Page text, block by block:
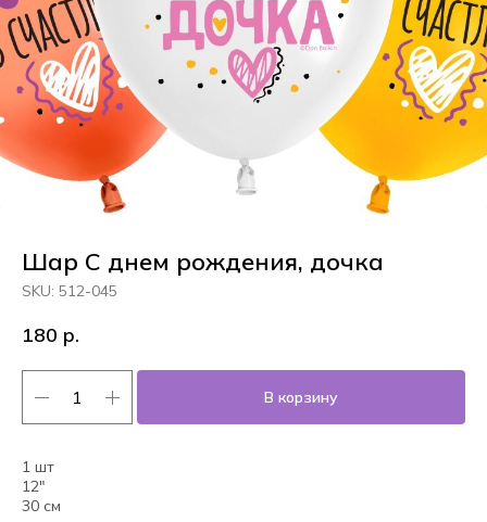
Шар С днем рождения, дочка
SKU: 512-045
180 р.
В корзину
1 шт
12"
30 см